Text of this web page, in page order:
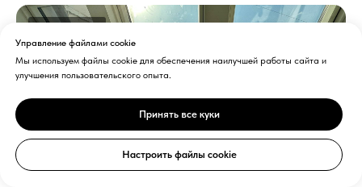
ПОДОКОННИКИ
Управление файлами cookie
Мы используем файлы cookie для обеспечения наилучшей работы сайта и
улучшения пользовательского опыта.
Принять все куки
Настроить файлы cookie